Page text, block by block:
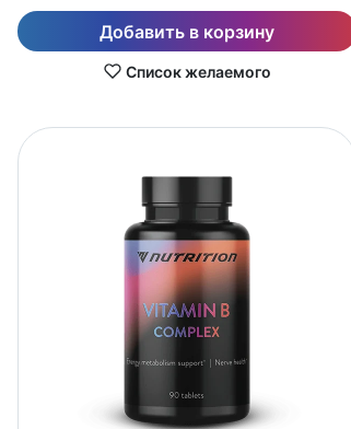
Добавить в корзину
Список желаемого